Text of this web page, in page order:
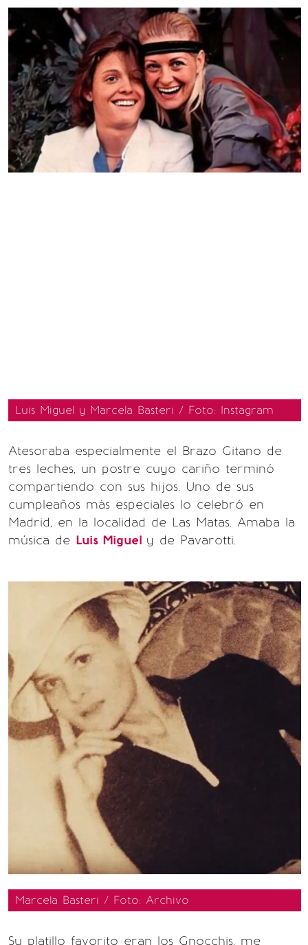
Luis Miguel y Marcela Basteri / Foto: Instagram
Atesora­ba especialmente el Brazo Gitano de
tres leches, un postre cuyo cariño terminó
compartiendo con sus hijos. Uno de sus
cumpleaños más especiales lo celebró en
Madrid, en la localidad de Las Matas. Amaba la
música de Luis Miguel y de Pavarotti.
Marcela Basteri / Foto: Archivo
Su platillo favorito eran los Gnocchis, me